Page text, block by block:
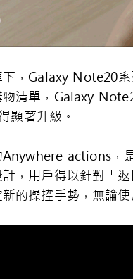
，Galaxy Note20
清單，Galaxy
顯著升級。
actions，
，用戶得以針對「
的操控手勢，無論